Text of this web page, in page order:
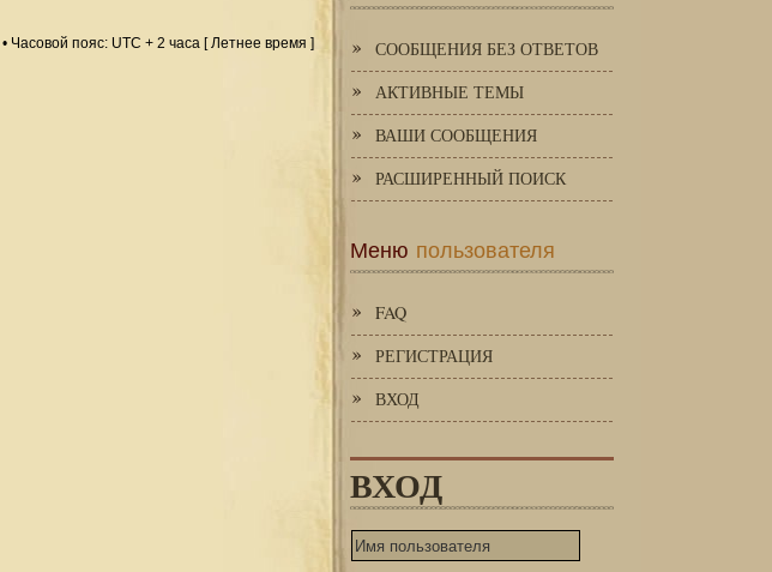
• Часовой пояс: UTC + 2 часа [ Летнее время ]
СООБЩЕНИЯ БЕЗ ОТВЕТОВ
АКТИВНЫЕ ТЕМЫ
ВАШИ СООБЩЕНИЯ
РАСШИРЕННЫЙ ПОИСК
Меню пользователя
FAQ
РЕГИСТРАЦИЯ
ВХОД
ВХОД